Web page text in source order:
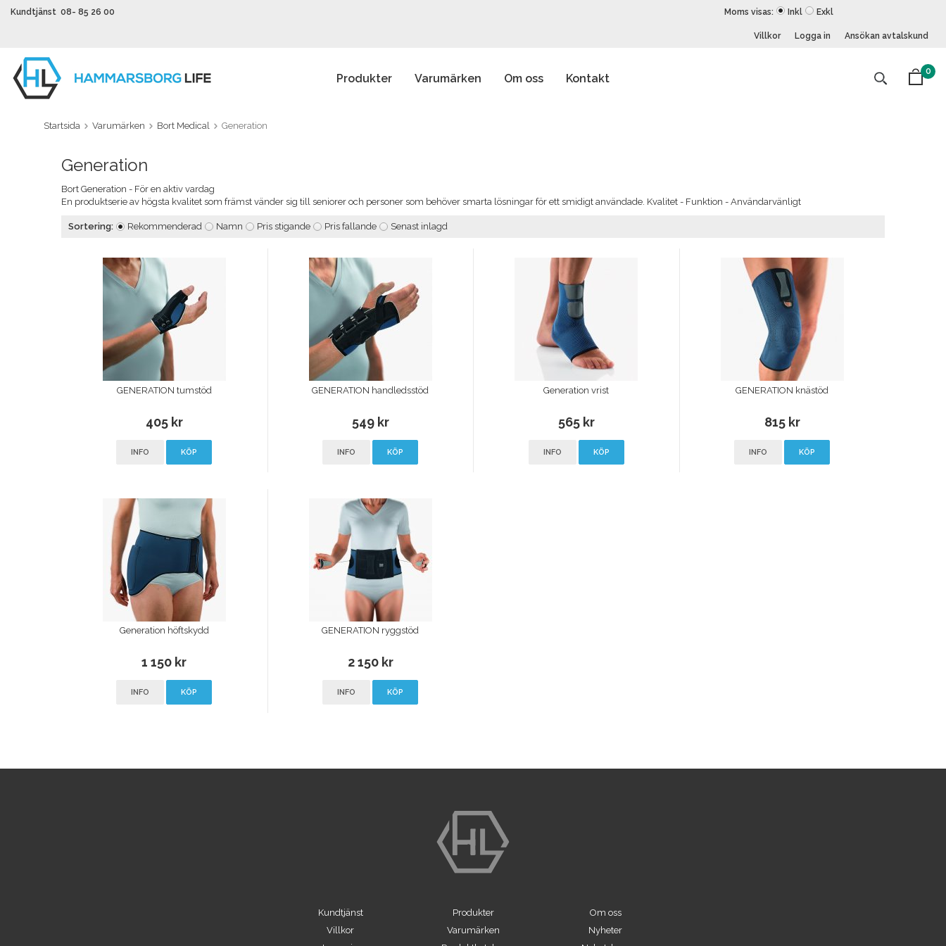
Kundtjänst 08- 85 26 00 Moms visas: Inkl Exkl
Villkor Logga in Ansökan avtalskund
Produkter Varumärken Om oss Kontakt
0
Startsida Varumärken Bort Medical Generation
Generation
Bort Generation - För en aktiv vardag
En produktserie av högsta kvalitet som främst vänder sig till seniorer och personer som behöver smarta lösningar för ett smidigt användade. Kvalitet - Funktion - Användarvänligt
Sortering: Rekommenderad Namn Pris stigande Pris fallande Senast inlagd
GENERATION tumstöd
405 kr
INFO KÖP
GENERATION handledsstöd
549 kr
INFO KÖP
Generation vrist
565 kr
INFO KÖP
GENERATION knästöd
815 kr
INFO KÖP
Generation höftskydd
1 150 kr
INFO KÖP
GENERATION ryggstöd
2 150 kr
INFO KÖP
Kundtjänst
Villkor
Produkter
Varumärken
Om oss
Nyheter